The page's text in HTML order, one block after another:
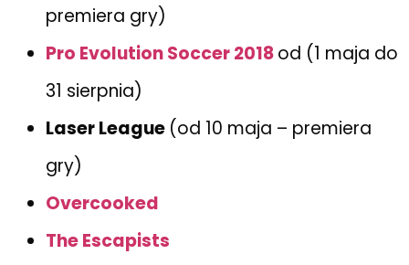
premiera gry)
Pro Evolution Soccer 2018od (1 maja do
31 sierpnia)
Laser League (od 10 maja – premiera
gry)
Overcooked
The Escapists